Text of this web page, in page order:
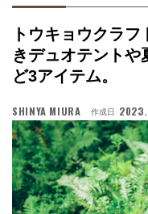
トウキョウクラ
きデュオテント
ど3アイテム。
SHINYA MIURA 作成日